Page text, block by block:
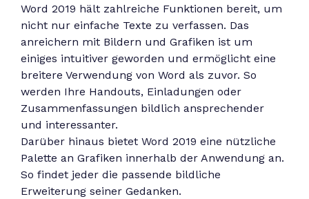
Word 2019 hält zahlreiche Funktionen bereit, um
nicht nur einfache Texte zu verfassen. Das
anreichern mit Bildern und Grafiken ist um
einiges intuitiver geworden und ermöglicht eine
breitere Verwendung von Word als zuvor. So
werden Ihre Handouts, Einladungen oder
Zusammenfassungen bildlich ansprechender
und interessanter.
Darüber hinaus bietet Word 2019 eine nützliche
Palette an Grafiken innerhalb der Anwendung an.
So findet jeder die passende bildliche
Erweiterung seiner Gedanken.